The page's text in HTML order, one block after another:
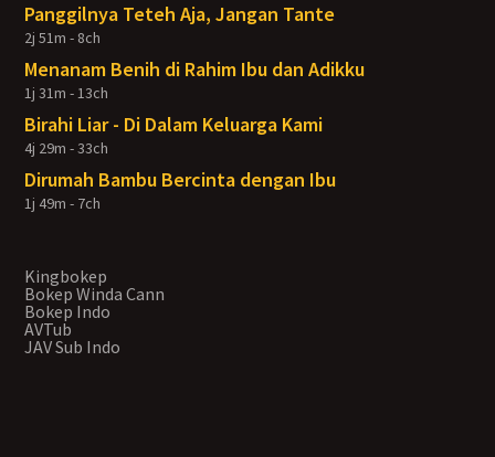
Panggilnya Teteh Aja, Jangan Tante
2j 51m - 8ch
Menanam Benih di Rahim Ibu dan Adikku
1j 31m - 13ch
Birahi Liar - Di Dalam Keluarga Kami
4j 29m - 33ch
Dirumah Bambu Bercinta dengan Ibu
1j 49m - 7ch
Kingbokep
Bokep Winda Cann
Bokep Indo
AVTub
JAV Sub Indo